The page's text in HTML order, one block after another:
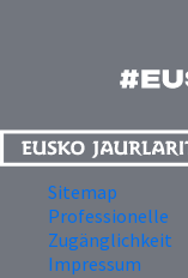
Sitemap
Professionelle
Zugänglichkeit
Impressum